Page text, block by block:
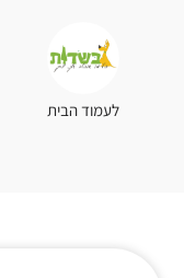
לעמוד הבית